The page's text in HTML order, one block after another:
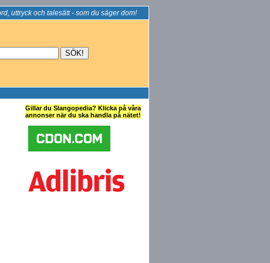
uttryck och talesätt - som du säger dom!
Gillar du Slangopedia? Klicka på våra
annonser när du ska handla på nätet!